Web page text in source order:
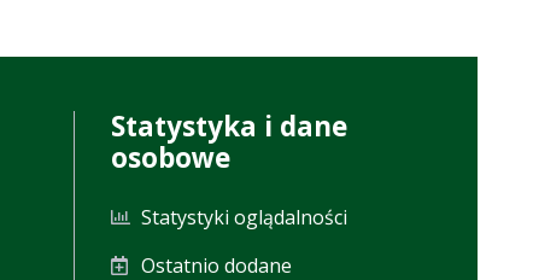
Statystyka i dane
osobowe
Statystyki oglądalności
Ostatnio dodane